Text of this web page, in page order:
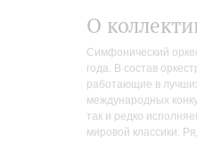
О
Симфонический
года. В состав
работающие в
международных
так и редко
мировой классики.